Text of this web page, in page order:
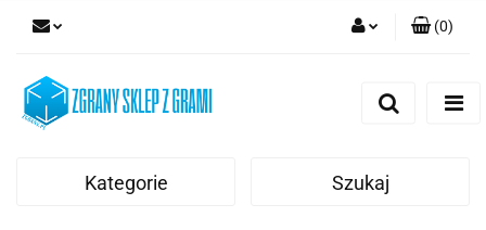
(0)
Kategorie Szukaj